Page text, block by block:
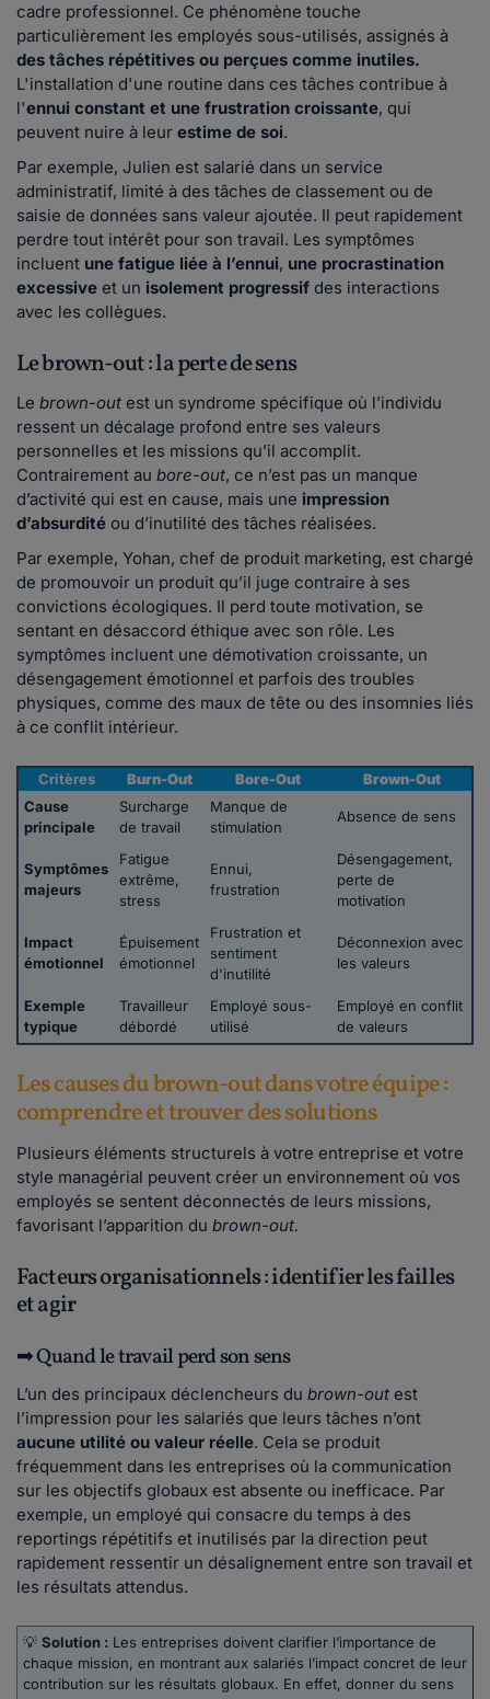
cadre professionnel. Ce phénomène touche
particulièrement les employés sous-utilisés, assignés à
des tâches répétitives ou perçues comme inutiles.
L'installation d'une routine dans ces tâches contribue à
l'ennui constant et une frustration croissante, qui
peuvent nuire à leur estime de soi.
Par exemple, Julien est salarié dans un service
administratif, limité à des tâches de classement ou de
saisie de données sans valeur ajoutée. Il peut rapidement
perdre tout intérêt pour son travail. Les symptômes
incluent une fatigue liée à l’ennui, une procrastination
excessive et un isolement progressif des interactions
avec les collègues.
Le brown-out : la perte de sens
Le brown-out est un syndrome spécifique où l’individu
ressent un décalage profond entre ses valeurs
personnelles et les missions qu’il accomplit.
Contrairement au bore-out, ce n’est pas un manque
d’activité qui est en cause, mais une impression
d’absurdité ou d’inutilité des tâches réalisées.
Par exemple, Yohan, chef de produit marketing, est chargé
de promouvoir un produit qu’il juge contraire à ses
convictions écologiques. Il perd toute motivation, se
sentant en désaccord éthique avec son rôle. Les
symptômes incluent une démotivation croissante, un
désengagement émotionnel et parfois des troubles
physiques, comme des maux de tête ou des insomnies liés
à ce conflit intérieur.
Critères Burn-Out Bore-Out
Brown-Out
Cause
principale
Surcharge
de travail
Manque de
stimulation
Absence de sens
Symptômes
majeurs
Fatigue
extrême,
stress
Ennui,
frustration
Désengagement,
perte de
motivation
Impact
émotionnel
Épuisement
émotionnel
Frustration et
sentiment
d'inutilité
Déconnexion avec
les valeurs
Exemple
typique
Travailleur
débordé
Employé sous-
utilisé
Employé en conflit
de valeurs
Les causes du brown-out dans votre équipe :
comprendre et trouver des solutions
Plusieurs éléments structurels à votre entreprise et votre
style managérial peuvent créer un environnement où vos
employés se sentent déconnectés de leurs missions,
favorisant l’apparition du brown-out.
Facteurs organisationnels : identifier les failles
et agir
➡ Quand le travail perd son sens
L’un des principaux déclencheurs du brown-out est
l’impression pour les salariés que leurs tâches n’ont
aucune utilité ou valeur réelle. Cela se produit
fréquemment dans les entreprises où la communication
sur les objectifs globaux est absente ou inefficace. Par
exemple, un employé qui consacre du temps à des
reportings répétitifs et inutilisés par la direction peut
rapidement ressentir un désalignement entre son travail et
les résultats attendus.
💡 Solution : Les entreprises doivent clarifier l’importance de
chaque mission, en montrant aux salariés l’impact concret de leur
contribution sur les résultats globaux. En effet, donner du sens